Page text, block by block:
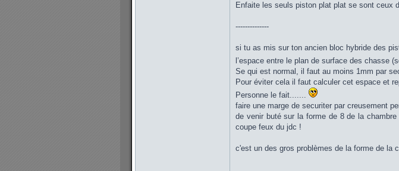
Enfaite les seuls piston plat plat se sont ceux
--------------
si tu as mis sur ton ancien bloc hybride des
l’espace entre le plan de surface des chasse
Se qui est normal, il faut au moins 1mm par
Pour éviter cela il faut calculer cet espace et
Personne le fait.......
faire une marge de securiter par creusement
de venir buté sur la forme de 8 de la
coupe feux du jdc !
c'est un des gros problèmes de la forme de la